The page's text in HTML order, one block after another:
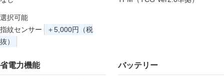
選択可能
指紋センサー
＋5,000円（税
抜）
省電力機能 バッテリー